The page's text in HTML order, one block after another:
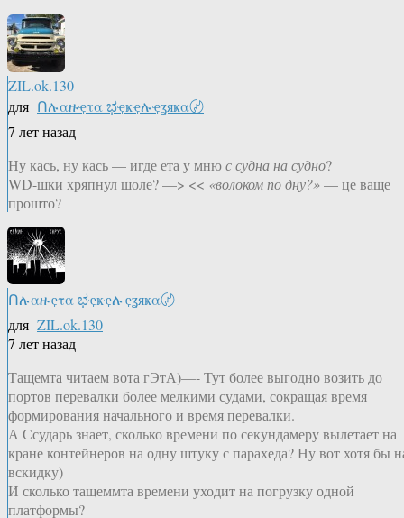
ZIL.ok.130
для Ոሉαዙҿτα ಭҿҝҿሉҿʓяҝα〄
7 лет назад
Ну кась, ну кась — игде ета у мнюс судна на судно?
WD-шки хряпнул шоле? —> << «волоком по дну?» — це ваще
прошто?
Ոሉαዙҿτα ಭҿҝҿሉҿʓяҝα〄
для ZIL.ok.130
7 лет назад
Тащемта читаем вота гЭтА)—- Тут более выгодно возить до
портов перевалки более мелкими судами, сокращая время
формирования начального и время перевалки.
А Ссударь знает, сколько времени по секундамеру вылетает на
кране контейнеров на одну штуку с парахеда? Ну вот хотя бы
вскидку)
И сколько тащеммта времени уходит на погрузку одной
платформы?